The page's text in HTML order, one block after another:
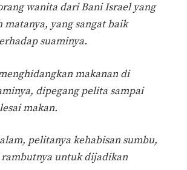
wanita dari Bani Israel yang
matanya, yang sangat baik
suaminya.
makanan di
dipegang pelita sampai
makan.
pelitanya kehabisan sumbu,
untuk dijadikan